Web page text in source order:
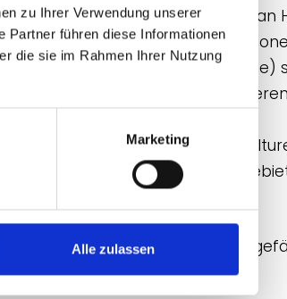
zu Ihrer Verwendung unserer
Partner führen diese Informationen
die sie im Rahmen Ihrer Nutzung
Marketing
Alle zulassen
Team, das von der South African
Ziel ist es,
Videoaufnahmen, Dokumente)
auch historische, teils
und betrifft immaterielles
ehemalige deutsche
zu gewinnen. Auch
präzisen Daten vorliegen.